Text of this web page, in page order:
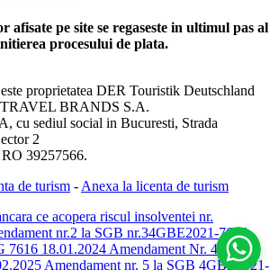
pe site se regaseste in ultimul pas al
procesului de plata.
proprietatea DER Touristik Deutschland
TRAVEL BRANDS S.A.
cu sediul social in Bucuresti, Strada
2
39257566.
de turism - Anexa la licenta de turism
ce acopera riscul insolventei nr.
nr.2 la SGB nr.34GBE2021-7616
7616 18.01.2024 Amendament Nr. 4 -
Amendament nr. 5 la SGB 4GBE2021-